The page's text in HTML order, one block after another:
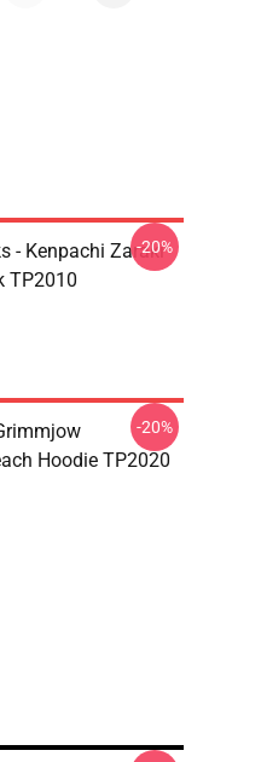
- Kenpachi Zaraki
TP2010
-20%
Hoodie TP2020
-20%